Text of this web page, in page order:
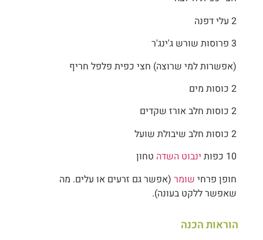
2 עלי דפנה
3 פרוסות שורש ג'ינג'ר
(אפשרות למי שרוצה) חצי כפית פלפל חריף
2 כוסות מים
2 כוסות חלב אורז שקדים
2 כוסות חלב שיבולת שועל
10 כפות
ינבוט השדה טחון
חופן פרחי שומר(אפשר גם זרעים או עלים. מה
שאפשר ללקט בעונה).
הוראות הכנה